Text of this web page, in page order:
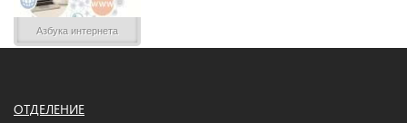
Азбука интернета
ОТДЕЛЕНИЕ